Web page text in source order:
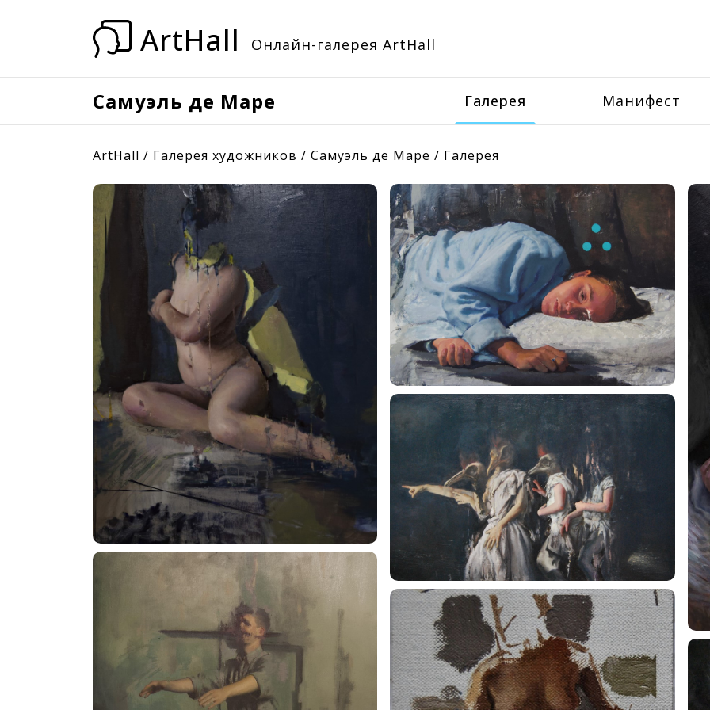
ArtHall Онлайн-галерея ArtHall
Самуэль де Маре Галерея Манифест
ArtHall / Галерея художников / Самуэль де Маре / Галерея